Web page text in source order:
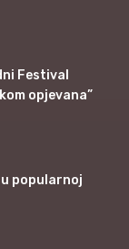
Festival
opjevana”
popularnoj